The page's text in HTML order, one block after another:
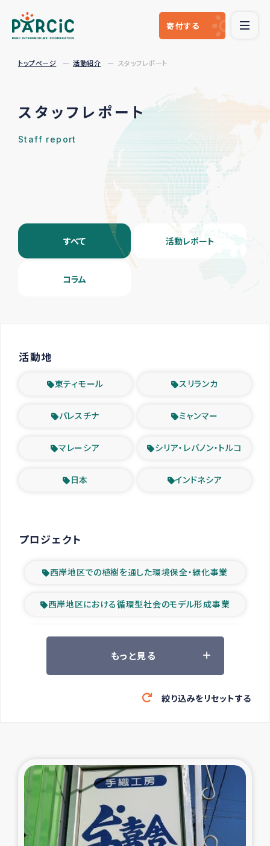
寄付する
トップページ 活動紹介 スタッフレポート
スタッフレポート
Staff report
すべて 活動レポート
コラム
活動地
東ティモール スリランカ
パレスチナ ミャンマー
マレーシア シリア・レバノン・トルコ
日本 インドネシア
プロジェクト
西岸地区での植樹を通した環境保全・緑化事業
西岸地区における循環型社会のモデル形成事業
ツアー参加者の声
緊急救援の時代
東ティモール豪雨緊急支援
大雨による洪水被災者支援
カカオ生産者支援事業
もっと見る
絞り込みをリセットする